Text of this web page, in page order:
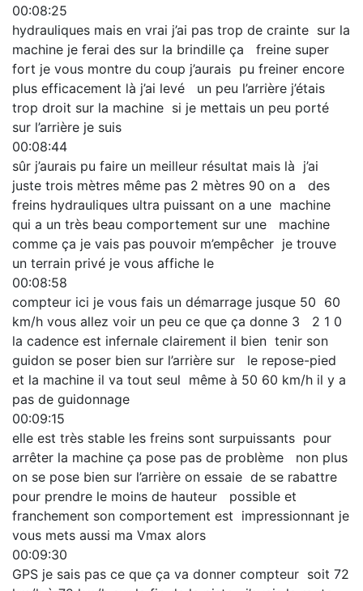
00:08:25
hydrauliques mais en vrai j’ai pas trop de crainte sur la
machine je ferai des sur la brindille ça freine super
fort je vous montre du coup j’aurais pu freiner encore
plus efficacement là j’ai levé un peu l’arrière j’étais
trop droit sur la machine si je mettais un peu porté
sur l’arrière je suis
00:08:44
sûr j’aurais pu faire un meilleur résultat mais là j’ai
juste trois mètres même pas 2 mètres 90 on a des
freins hydrauliques ultra puissant on a une machine
qui a un très beau comportement sur une machine
comme ça je vais pas pouvoir m’empêcher je trouve
un terrain privé je vous affiche le
00:08:58
compteur ici je vous fais un démarrage jusque 50 60
km/h vous allez voir un peu ce que ça donne 3 2 1 0
la cadence est infernale clairement il bien tenir son
guidon se poser bien sur l’arrière sur le repose-pied
et la machine il va tout seul même à 50 60 km/h il y a
pas de guidonnage
00:09:15
elle est très stable les freins sont surpuissants pour
arrêter la machine ça pose pas de problème non plus
on se pose bien sur l’arrière on essaie de se rabattre
pour prendre le moins de hauteur possible et
franchement son comportement est impressionnant je
vous mets aussi ma Vmax alors
00:09:30
GPS je sais pas ce que ça va donner compteur soit 72